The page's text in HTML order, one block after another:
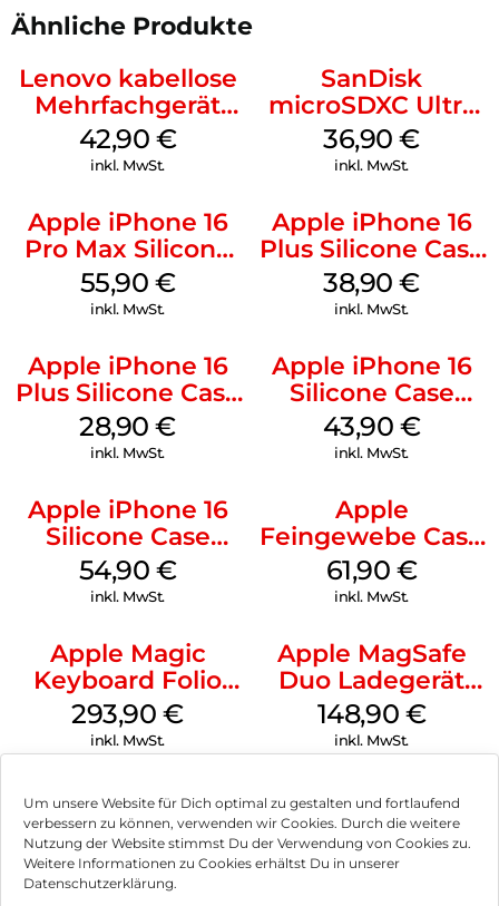
Um unsere Website für Dich optimal zu gestalten und fortlaufend
verbessern zu können, verwenden wir Cookies. Durch die weitere
Nutzung der Website stimmst Du der Verwendung von Cookies zu.
Weitere Informationen zu Cookies erhältst Du in unserer
Datenschutzerklärung.
Ähnliche Produkte
Lenovo kabellose
Mehrfachgerät
Luna Grey
42,90 €
inkl. MwSt.
SanDisk
microSDXC Ultra
128 GB + Adapter
Mobile
36,90€
inkl. MwSt.
Apple iPhone 16
Pro Max Silicone
Case MagSafe
Stone Gray
55,90 €
inkl. MwSt.
Apple iPhone 16
Plus Silicone Case
MagSafe Denim
38,90€
inkl. MwSt.
Apple iPhone 16
Plus Silicone Case
MagSafe Black
28,90€
inkl. MwSt.
Apple iPhone 16
Silicone Case
MagSafe Plum
43,90 €
inkl. MwSt.
Apple iPhone 16
Silicone Case
MagSafe Black
54,90 €
inkl. MwSt.
Apple
Feingewebe Case
iPhone 15 Pro
MagSafe Schwarz
61,90 €
inkl. MwSt.
Apple Magic
Keyboard Folio
iPad 10.9″ (10.Gen.)
Weiß
293,90€
inkl. MwSt.
Apple MagSafe
Duo Ladegerät
Weiß
148,90 €
inkl. MwSt.
Impressum